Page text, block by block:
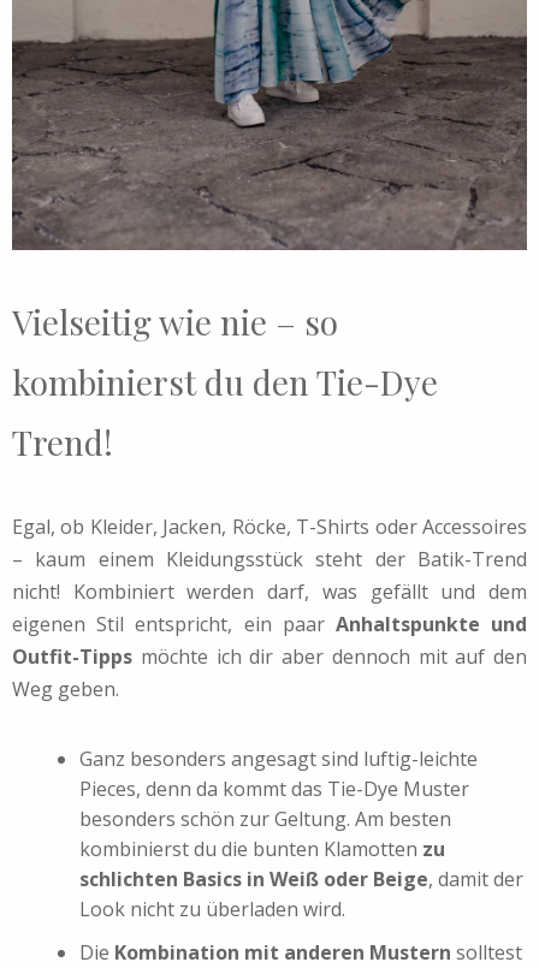
Vielseitig wie nie – so
kombinierst du den Tie-Dye
Trend!
Egal, ob Kleider, Jacken, Röcke, T-Shirts oder Accessoires
– kaum einem Kleidungsstück steht der Batik-Trend
nicht! Kombiniert werden darf, was gefällt und dem
eigenen Stil entspricht, ein paar Anhaltspunkte und
Outfit-Tipps möchte ich dir aber dennoch mit auf den
Weg geben.
Ganz besonders angesagt sind luftig-leichte
Pieces, denn da kommt das Tie-Dye Muster
besonders schön zur Geltung. Am besten
kombinierst du die bunten Klamotten zu
schlichten Basics in Weiß oder Beige, damit der
Look nicht zu überladen wird.
Die Kombination mit anderen Mustern solltest